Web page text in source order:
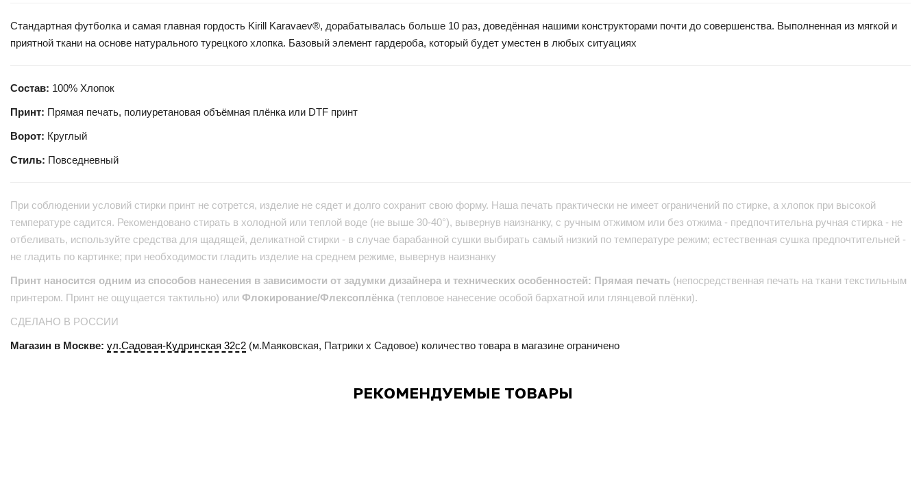
Стандартная футболка и самая главная гордость Kirill Karavaev®, дорабатывалась больше 10 раз, доведённая нашими конструкторами почти до совершенства. Выполненная из мягкой и
приятной ткани на основе натурального турецкого хлопка. Базовый элемент гардероба, который будет уместен в любых ситуациях
Состав: 100% Хлопок
Принт: Прямая печать, полиуретановая объёмная плёнка или DTF принт
Ворот: Круглый
Стиль: Повседневный
При соблюдении условий стирки принт не сотрется, изделие не сядет и долго сохранит свою форму. Наша печать практически не имеет ограничений по стирке, а хлопок при высокой
температуре садится. Рекомендовано стирать в холодной или теплой воде (не выше 30-40°), вывернув наизнанку, с ручным отжимом или без отжима - предпочтительна ручная стирка - не
отбеливать, используйте средства для щадящей, деликатной стирки - в случае барабанной сушки выбирать самый низкий по температуре режим; естественная сушка предпочтительней -
не гладить по картинке; при необходимости гладить изделие на среднем режиме, вывернув наизнанку
Принт наносится одним из способов нанесения в зависимости от задумки дизайнера и технических особенностей: Прямая печать (непосредственная печать на ткани текстильным
принтером. Принт не ощущается тактильно) или Флокирование/Флексоплёнка (тепловое нанесение особой бархатной или глянцевой плёнки).
СДЕЛАНО В РОССИИ
Магазин в Москве: ул.Садовая-Кудринская 32с2 (м.Маяковская, Патрики x Садовое) количество товара в магазине ограничено
РЕКОМЕНДУЕМЫЕ ТОВАРЫ